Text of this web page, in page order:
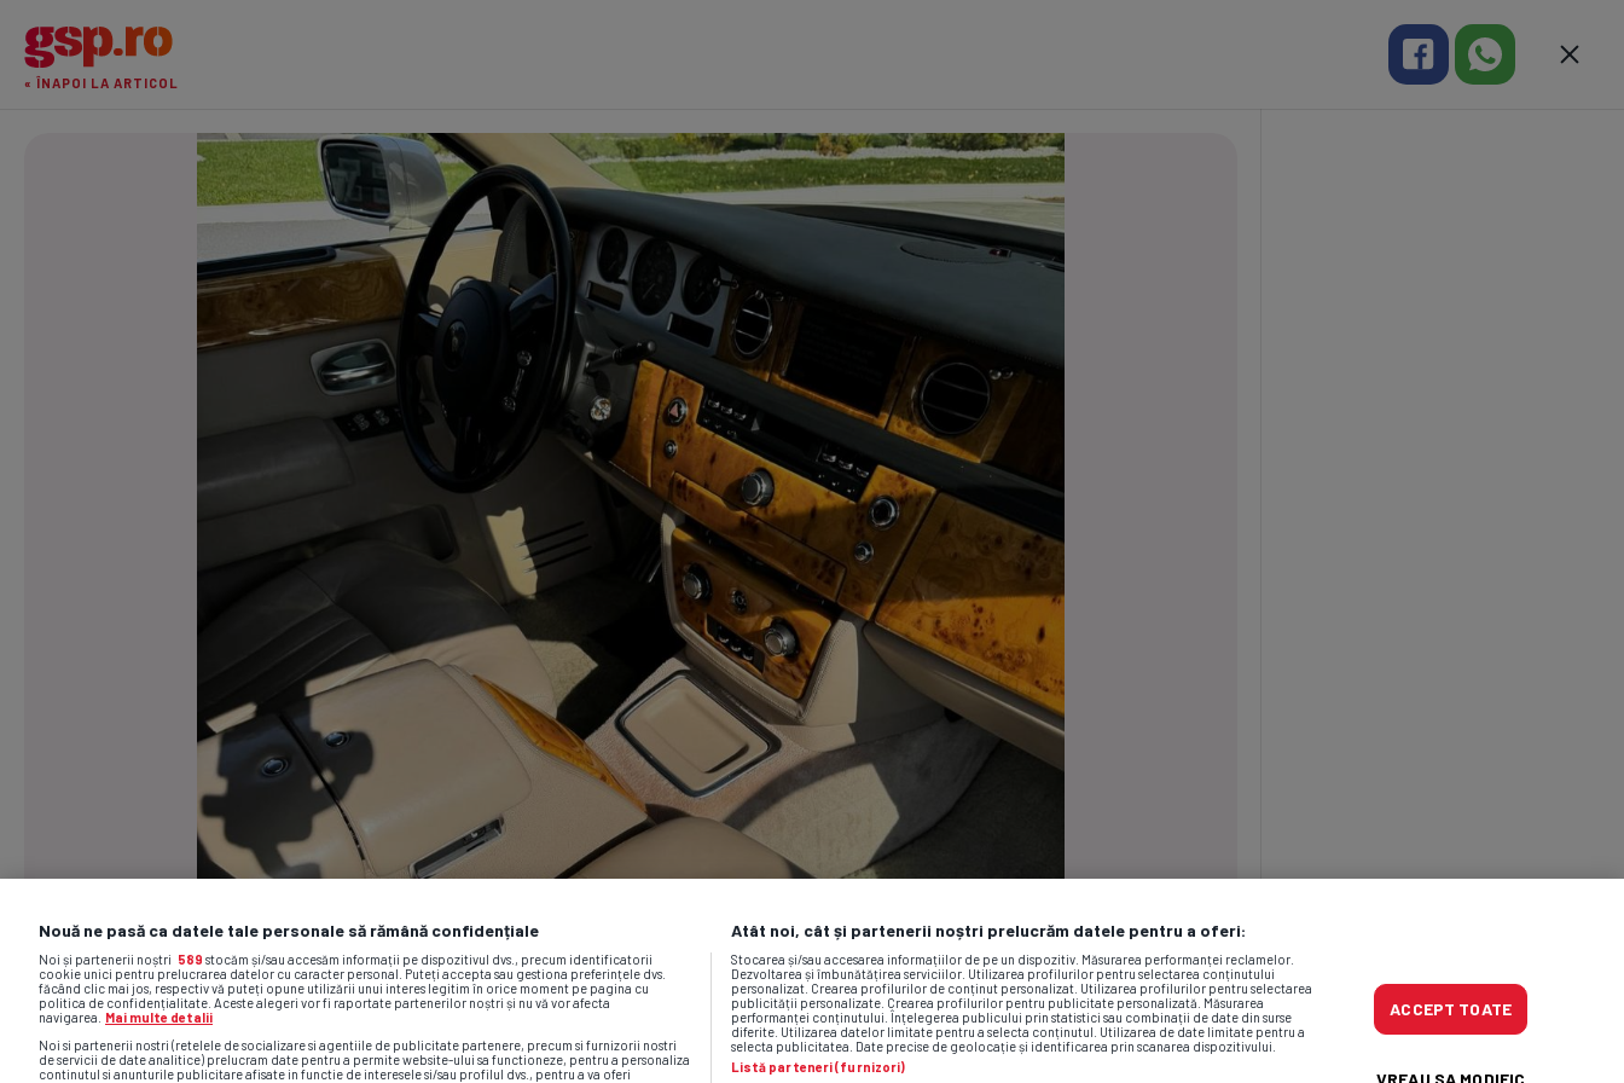
« ÎNAPOI LA ARTICOL
Nouă ne pasă ca datele tale personale să rămână confidențiale
Noi și partenerii noștri 589 stocăm și/sau accesăm informații pe dispozitivul dvs., precum identificatorii
cookie unici pentru prelucrarea datelor cu caracter personal. Puteți accepta sau gestiona preferințele dvs.
făcând clic mai jos, respectiv vă puteți opune utilizării unui interes legitim în orice moment pe pagina cu
politica de confidențialitate. Aceste alegeri vor fi raportate partenerilor noștri și nu vă vor afecta
navigarea.
Mai multe detalii
Noi si partenerii nostri (retelele de socializare si agentiile de publicitate partenere, precum si furnizorii nostri
de servicii de date analitice) prelucram date pentru a permite website-ului sa functioneze, pentru a personaliza
continutul si anunturile publicitare afisate in functie de interesele si/sau profilul dvs., pentru a va oferi
Atât noi, cât și partenerii noștri prelucrăm datele pentru a oferi:
Stocarea și/sau accesarea informațiilor de pe un dispozitiv. Măsurarea performanței reclamelor.
Dezvoltarea și îmbunătățirea serviciilor. Utilizarea profilurilor pentru selectarea conținutului
personalizat. Crearea profilurilor de conținut personalizat. Utilizarea profilurilor pentru selectarea
publicității personalizate. Crearea profilurilor pentru publicitate personalizată. Măsurarea
performanței conținutului. Înțelegerea publicului prin statistici sau combinații de date din surse
diferite. Utilizarea datelor limitate pentru a selecta conținutul. Utilizarea de date limitate pentru a
selecta publicitatea. Date precise de geolocație și identificarea prin scanarea dispozitivului.
Listă parteneri (furnizori)
ACCEPT TOATE
VREAU SA MODIFIC